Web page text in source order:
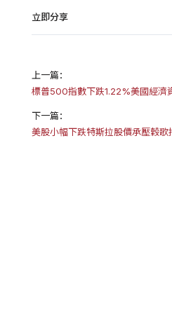
立即分享
上一篇：
標普500指數下跌1.22%美國經濟
下一篇：
美股小幅下跌特斯拉股價承壓穀歌